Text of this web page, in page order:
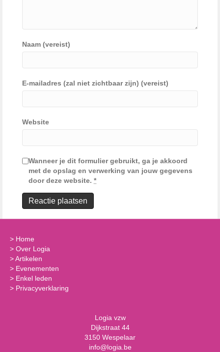
Naam (vereist)
E-mailadres (zal niet zichtbaar zijn) (vereist)
Website
Wanneer je dit formulier gebruikt, ga je akkoord
met de opslag en verwerking van jouw gegevens
door deze website. *
> Home
> Over Logia
>Artikelen
> Evenementen
> Enkel leden
> Privacyverklaring
Logia vzw
Dijkstraat 44
3150 Wespelaar
info@logia.be